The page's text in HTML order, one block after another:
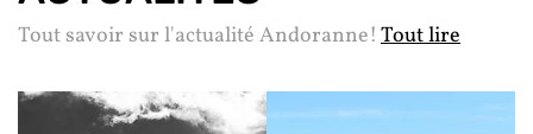
Tout savoir sur l'actualité Andoranne! Tout lire